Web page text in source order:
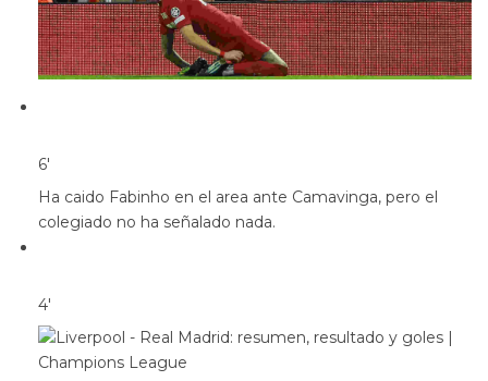
6′
Ha caido Fabinho en el area ante Camavinga, pero el
colegiado no ha señalado nada.
4′